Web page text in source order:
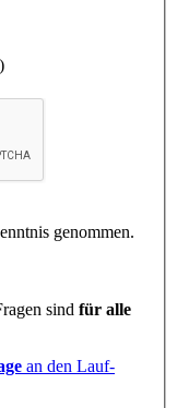
genommen.
sind für alle
an den Lauf-